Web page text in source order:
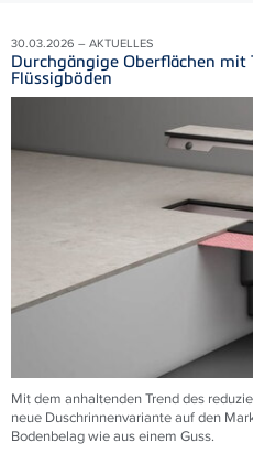
30.03.2026 – AKTUELLES
Durchgängige Oberflächen mit
Flüssigböden
Mit dem anhaltenden Trend des
neue Duschrinnenvariante auf den
Bodenbelag wie aus einem Guss.